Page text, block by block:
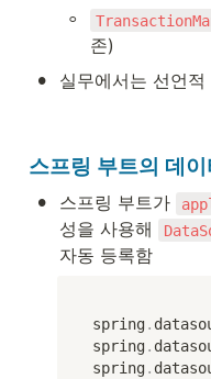
◦
존)
• 실무에서는 선언
스프링 부트의 데
• 스프링 부트가
성을 사용해
자동 등록함
spring.
spring.
spring.